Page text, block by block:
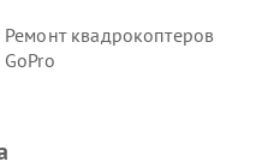
Ремонт квадрокоптеров
GoPro